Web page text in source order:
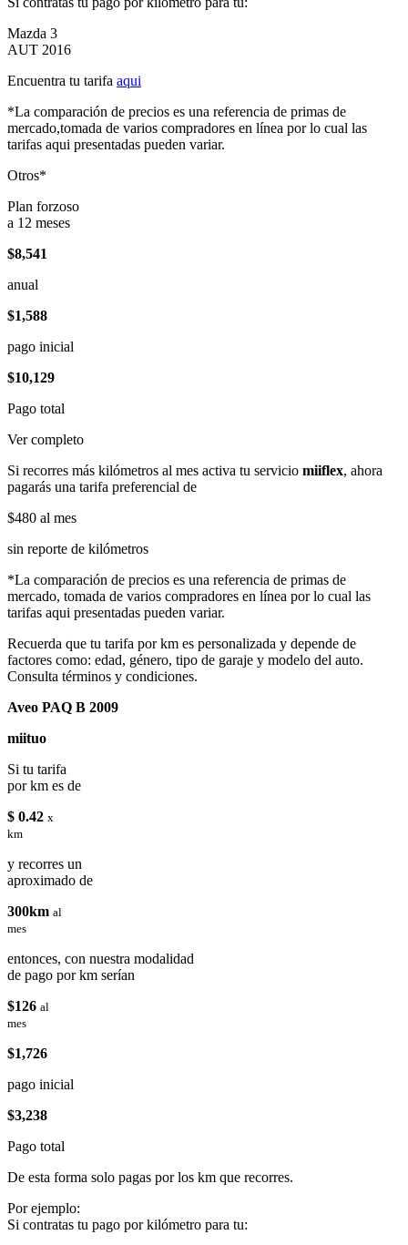
Mazda 3
AUT 2016
Encuentra tu tarifa aqui
*La comparación de precios es una referencia de primas de
mercado,tomada de varios compradores en línea por lo cual las
tarifas aqui presentadas pueden variar.
Otros*
Plan forzoso
a 12 meses
$8,541
anual
$1,588
pago inicial
$10,129
Pago total
Ver completo
Si recorres más kilómetros al mes activa tu servicio miiflex, ahora
pagarás una tarifa preferencial de
$480 al mes
sin reporte de kilómetros
*La comparación de precios es una referencia de primas de
mercado, tomada de varios compradores en línea por lo cual las
tarifas aqui presentadas pueden variar.
Recuerda que tu tarifa por km es personalizada y depende de
factores como: edad, género, tipo de garaje y modelo del auto.
Consulta términos y condiciones.
Aveo PAQ B 2009
miituo
Si tu tarifa
por km es de
$ 0.42 x
km
y recorres un
aproximado de
300km al
mes
entonces, con nuestra modalidad
de pago por km serían
$126 al
mes
$1,726
pago inicial
$3,238
Pago total
De esta forma solo pagas por los km que recorres.
Por ejemplo:
Si contratas tu pago por kilómetro para tu: